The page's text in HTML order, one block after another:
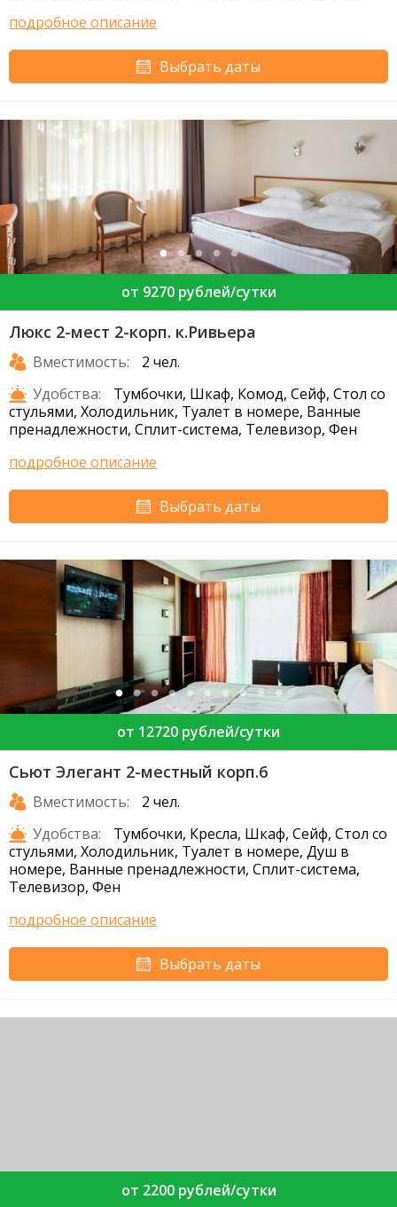
подробное описание
Выбрать даты
от 9270 рублей/сутки
Люкс 2-мест 2-корп. к.Ривьера
Вместимость:
2 чел.
Удобства:
Тумбочки, Шкаф, Комод, Сейф, Стол со
стульями, Холодильник, Туалет в номере, Ванные
пренадлежности, Сплит-система, Телевизор, Фен
подробное описание
Выбрать даты
от 12720 рублей/сутки
Сьют Элегант 2-местный корп.6
Вместимость:
2 чел.
Удобства:
Тумбочки, Кресла, Шкаф, Сейф, Стол со
стульями, Холодильник, Туалет в номере, Душ в
номере, Ванные пренадлежности, Сплит-система,
Телевизор, Фен
подробное описание
Выбрать даты
от 2200 рублей/сутки